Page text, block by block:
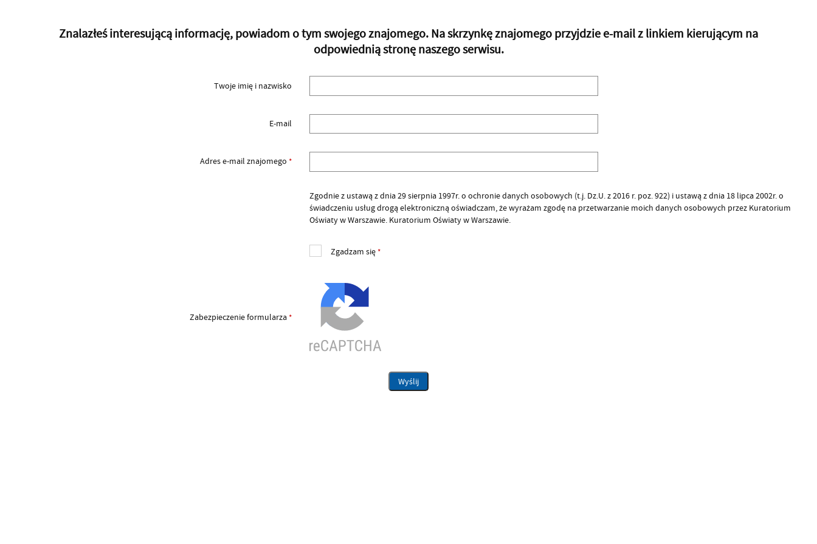
Znalazłeś interesującą informację, powiadom o tym swojego znajomego. Na skrzynkę znajomego przyjdzie e-mail z linkiem kierującym na
odpowiednią stronę naszego serwisu.
Twoje imię i nazwisko
E-mail
Adres e-mail znajomego *
Zgodnie z ustawą z dnia 29 sierpnia 1997r. o ochronie danych osobowych (t.j. Dz.U. z 2016 r. poz. 922) i ustawą z dnia 18 lipca 2002r. o
świadczeniu usług drogą elektroniczną oświadczam, że wyrażam zgodę na przetwarzanie moich danych osobowych przez Kuratorium
Oświaty w Warszawie. Kuratorium Oświaty w Warszawie.
Zgadzam się*
Zabezpieczenie formularza*